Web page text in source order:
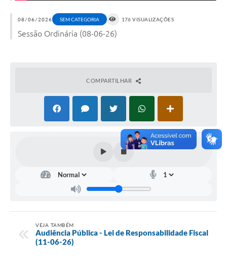
08/06/2026 SEM CATEGORIA 176 VISUALIZAÇÕES
Sessão Ordinária (08-06-26)
COMPARTILHAR
VEJA TAMBÉM
Audiência Pública - Lei de Responsabilidade Fiscal
(11-06-26)